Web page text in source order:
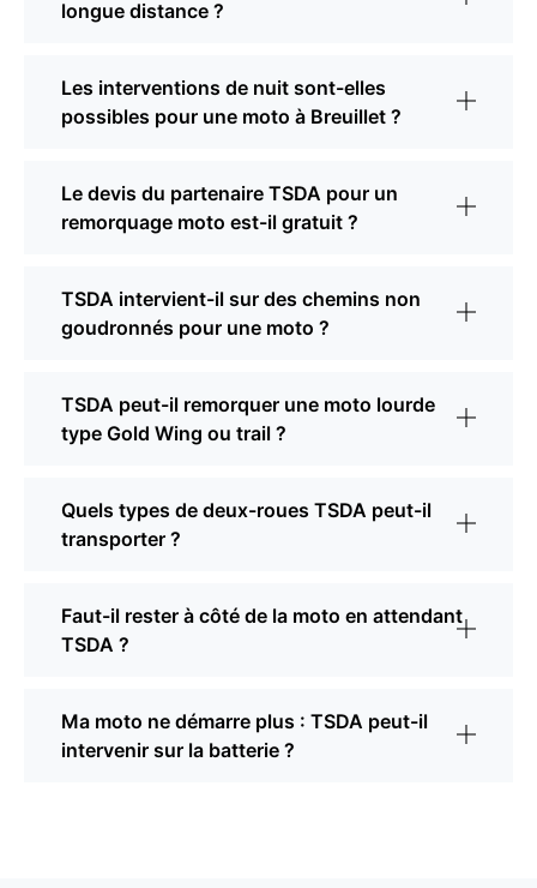
longue distance ?
Les interventions de nuit sont-elles
possibles pour une moto à Breuillet ?
Le devis du partenaire TSDA pour un
remorquage moto est-il gratuit ?
TSDA intervient-il sur des chemins non
goudronnés pour une moto ?
TSDA peut-il remorquer une moto lourde
type Gold Wing ou trail ?
Quels types de deux-roues TSDA peut-il
transporter ?
Faut-il rester à côté de la moto en attendant
TSDA ?
Ma moto ne démarre plus : TSDA peut-il
intervenir sur la batterie ?